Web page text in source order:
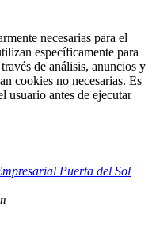
necesarias para el
específicamente para
de análisis, anuncios y
cookies no necesarias. Es
usuario antes de ejecutar
Puerta del Sol